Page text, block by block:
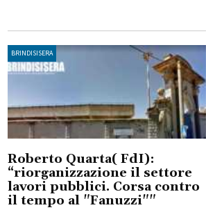
BRINDISISERA
Roberto Quarta( FdI):
“riorganizzazione il settore
lavori pubblici. Corsa contro
il tempo al "Fanuzzi""